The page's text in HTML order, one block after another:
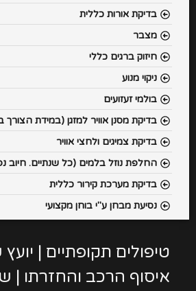
בדיקת אורות כללית
מצבר
חיזוק ברגים כללי
ניקוי מנוע
בולמי זעזועים
בדיקת מסנן אוויר למזגן (במידת
בדיקת צמיגים ולחצי אוויר
החלפת נוזל בלמים (כל שנתיים. חיוב
בדיקת מערכת קירור כללית
נסיעת מבחן ע"י בוחן מקצועי
טיפולים תקופתיים |
איסוף הרכב והחזרתו |